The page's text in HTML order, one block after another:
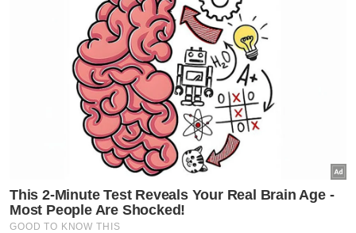
Artikel Berkaitan:
Bertanding semula atau tidak terserah keputusan
parti - Che Alias
Mungkinkah episod kemenangan PRK Kuala
Terengganu berulang di Kemaman?
Pas tidak buat rayuan keputusan petisyen pilihan
raya Parlimen Kuala Terengganu
Dalam pada itu berkata, hakim telah
memanggil peguam utama kedua-dua belah
pihak dan memaklumkan bahawa beliau
tidak akan memberi apa-apa penangguhan